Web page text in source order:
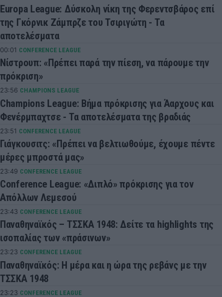
Europa League: Δύσκολη νίκη της Φερεντσβάρος επί
της Γκόρνικ Ζάμπρζε του Τσιριγώτη - Τα
αποτελέσματα
00:01 CONFERENCE LEAGUE
Νίστρουπ: «Πρέπει παρά την πίεση, να πάρουμε την
πρόκριση»
23:56 CHAMPIONS LEAGUE
Champions League: Βήμα πρόκρισης για Άαρχους και
Φενέρμπαχτσε - Τα αποτελέσματα της βραδιάς
23:51 CONFERENCE LEAGUE
Γιάγκουσιτς: «Πρέπει να βελτιωθούμε, έχουμε πέντε
μέρες μπροστά μας»
23:49 CONFERENCE LEAGUE
Conference League: «Διπλό» πρόκρισης για τον
Απόλλων Λεμεσού
23:43 CONFERENCE LEAGUE
Παναθηναϊκός – ΤΣΣΚΑ 1948: Δείτε τα highlights της
ισοπαλίας των «πράσινων»
23:23 CONFERENCE LEAGUE
Παναθηναϊκός: Η μέρα και η ώρα της ρεβάνς με την
ΤΣΣΚΑ 1948
23:23 CONFERENCE LEAGUE